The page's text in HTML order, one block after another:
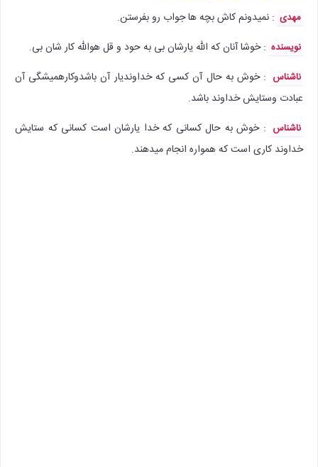
مهدی : نمیدونم کاش بچه ها جواب رو بفرستن.
نویسنده : خوشا آنان که الله یارشان بی به حود و قل هوالله کار شان بی.
ناشناس : خوش به حال آن کسی که خداوندیار آن باشدوکارهمیشگی آن
عبادت وستایش خداوند باشد.
ناشناس : خوش به حال کسانی که خدا یارشان است کسانی که ستایش
خداوند کاری است که همواره انجام میدهند.